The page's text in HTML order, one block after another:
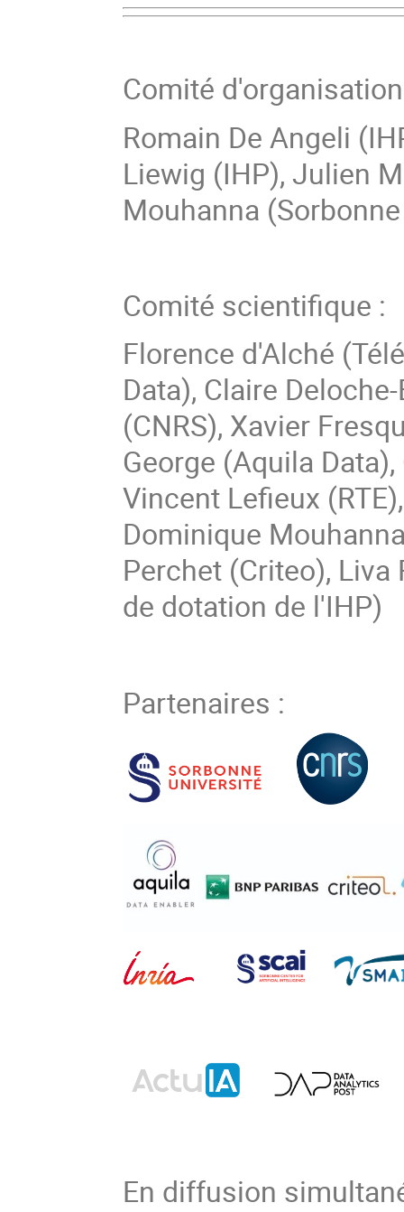
Comité
Romain De Angeli
Liewig (IHP), Julien
Mouhanna
Comité scientifique :
Florence d'Alché
Data), Claire
(CNRS), Xavier
George (Aquila
Vincent Lefieux
Dominique
Perchet (Criteo),
de dotation de l'IHP)
Partenaires :
En diffusion